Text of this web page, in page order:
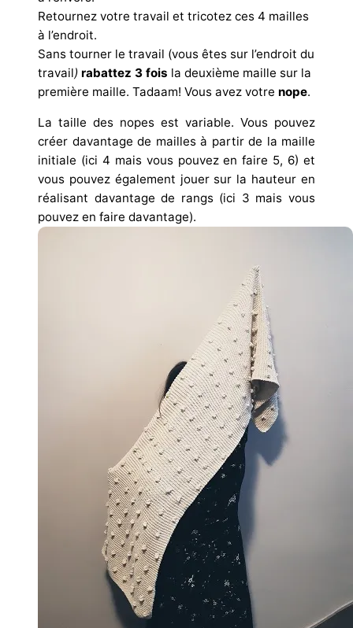
Retournez votre travail et tricotez ces 4 mailles
à l’endroit.
Sans tourner le travail (vous êtes sur l’endroit du
travail) rabattez 3 fois la deuxième maille sur la
première maille. Tadaam! Vous avez votre nope.
La taille des nopes est variable. Vous pouvez
créer davantage de mailles à partir de la maille
initiale (ici 4 mais vous pouvez en faire 5, 6) et
vous pouvez également jouer sur la hauteur en
réalisant davantage de rangs (ici 3 mais vous
pouvez en faire davantage).